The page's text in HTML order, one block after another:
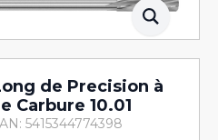
de Precision à
Carbure 10.01
5415344774398